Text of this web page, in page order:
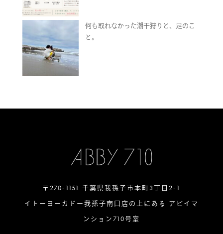
何も取れなかった潮干狩りと、足のこ
と。
〒270-1151 千葉県我孫子市本町3丁目2-1
イトーヨーカドー我孫子南口店の上にある アビイマ
ンション710号室